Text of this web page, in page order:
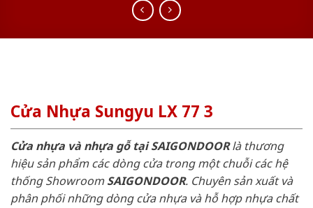
Cửa Nhựa Sungyu LX 77 3
Cửa nhựa và nhựa gỗ tại SAIGONDOORlà thương
hiệu sản phẩm các dòng cửa trong một chuỗi các hệ
thống ShowroomSAIGONDOOR. Chuyên sản xuất và
phân phối những dòng cửa nhựa và hỗ hợp nhựa chất